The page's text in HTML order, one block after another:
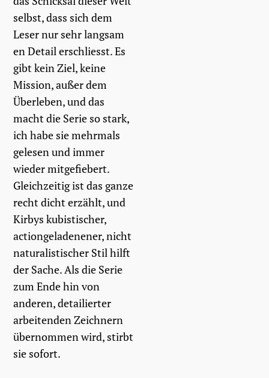
selbst, dass sich dem
Leser nur sehr langsam
en Detail erschliesst. Es
gibt kein Ziel, keine
Mission, außer dem
Überleben, und das
macht die Serie so stark,
ich habe sie mehrmals
gelesen und immer
wieder mitgefiebert.
Gleichzeitig ist das ganze
recht dicht erzählt, und
Kirbys kubistischer,
actiongeladenener, nicht
naturalistischer Stil hilft
der Sache. Als die Serie
zum Ende hin von
anderen, detailierter
arbeitenden Zeichnern
übernommen wird, stirbt
sie sofort.